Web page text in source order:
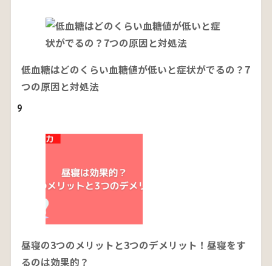
低血糖はどのくらい血糖値が低いと症状がでるの？7
つの原因と対処法
9
昼寝の3つのメリットと3つのデメリット！昼寝をす
るのは効果的？